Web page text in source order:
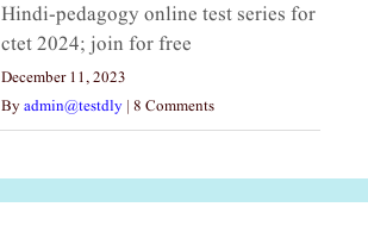
Hindi-pedagogy online test series for
ctet 2024; join for free
December 11, 2023
Byadmin@testdly | 8 Comments